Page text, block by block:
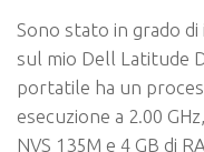
Sono stato in grado
sul mio Dell Latitude
portatile ha un
esecuzione a 2.00
NVS 135M e 4 GB di